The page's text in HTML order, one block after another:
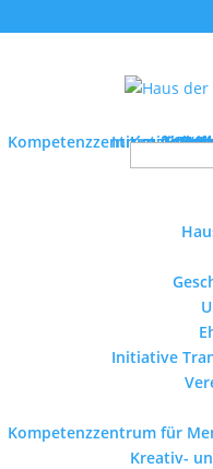
Initiative
Kompetenzzentrum für
Kreativ-
Initiative
Kompetenzzentrum für
Kreativ-